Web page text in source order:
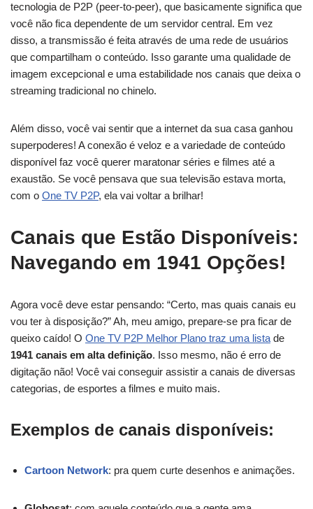
tecnologia de P2P (peer-to-peer), que basicamente significa que
você não fica dependente de um servidor central. Em vez
disso, a transmissão é feita através de uma rede de usuários
que compartilham o conteúdo. Isso garante uma qualidade de
imagem excepcional e uma estabilidade nos canais que deixa o
streaming tradicional no chinelo.
Além disso, você vai sentir que a internet da sua casa ganhou
superpoderes! A conexão é veloz e a variedade de conteúdo
disponível faz você querer maratonar séries e filmes até a
exaustão. Se você pensava que sua televisão estava morta,
com o One TV P2P, ela vai voltar a brilhar!
Canais que Estão Disponíveis:
Navegando em 1941 Opções!
Agora você deve estar pensando: “Certo, mas quais canais eu
vou ter à disposição?” Ah, meu amigo, prepare-se pra ficar de
queixo caído! O One TV P2P Melhor Plano traz uma lista de
1941 canais em alta definição. Isso mesmo, não é erro de
digitação não! Você vai conseguir assistir a canais de diversas
categorias, de esportes a filmes e muito mais.
Exemplos de canais disponíveis:
Cartoon Network: pra quem curte desenhos e animações.